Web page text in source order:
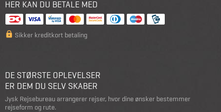
HER KAN DU BETALE MED
Sikker kreditkort betaling
DE STØRSTE OPLEVELSER
ER DEM DU SELV SKABER
Jysk Rejsebureau arrangerer rejser, hvor dine ønsker bestemmer
rejseform og rute.